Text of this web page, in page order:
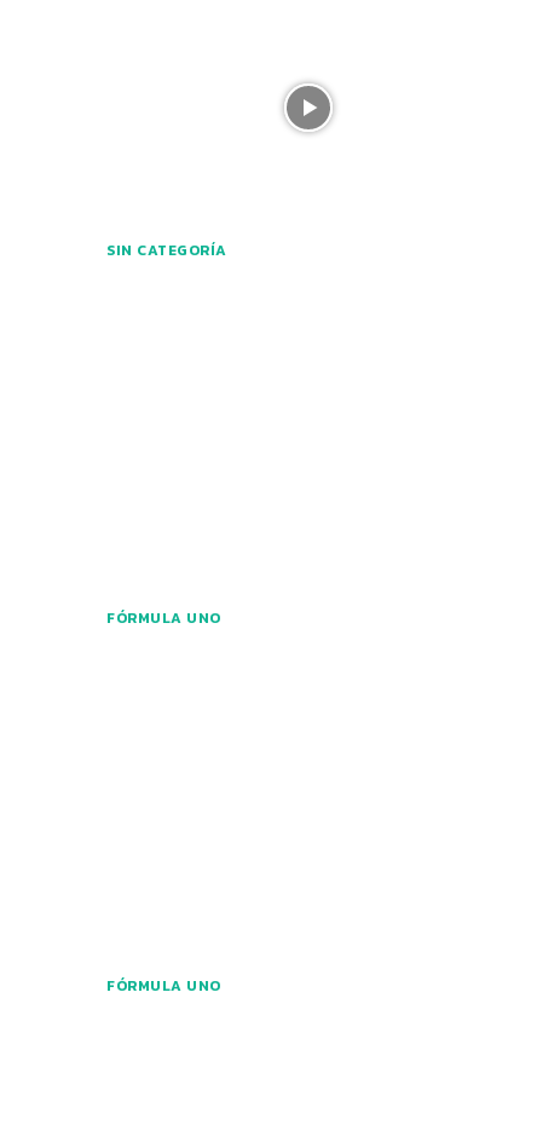
SIN CATEGORÍA
FÓRMULA UNO
FÓRMULA UNO